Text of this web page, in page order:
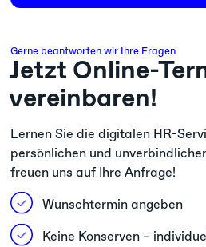
Gerne beantworten wir Ihre Fragen
Jetzt Online-
vereinbaren!
Lernen Sie die digitalen HR-
persönlichen und
freuen uns auf Ihre Anfrage!
Wunschtermin angeben
Keine Konserven –